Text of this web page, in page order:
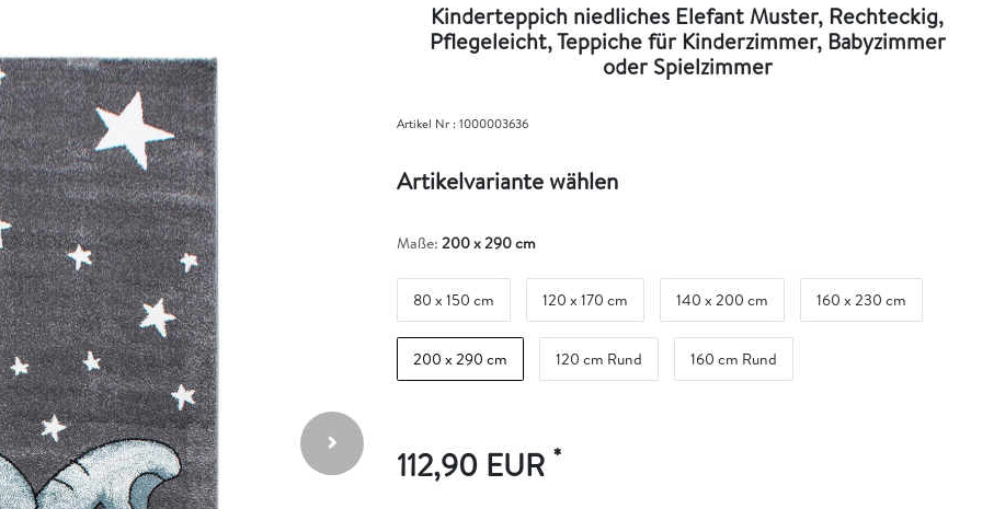
Kinderteppich niedliches Elefant Muster, Rechteckig,
Pflegeleicht, Teppiche für Kinderzimmer, Babyzimmer
oder Spielzimmer
Artikel Nr :1000003636
Artikelvariante wählen
Maße: 200 x 290 cm
80 x 150 cm 120 x 170 cm 140 x 200 cm 160 x 230 cm
200 x 290 cm 120 cm Rund 160 cm Rund
112,90 EUR *